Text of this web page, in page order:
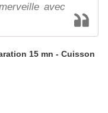
avec
15 mn - Cuisson